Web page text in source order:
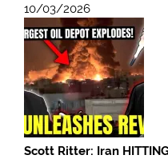
10/03/2026
Scott Ritter: Iran